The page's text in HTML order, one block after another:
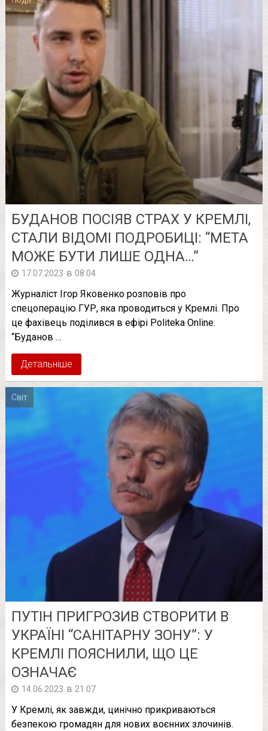
БУДАНОВ ПОСІЯВ СТРАХ У КРЕМЛІ,
СТАЛИ ВІДОМІ ПОДРОБИЦІ: “МЕТА
МОЖЕ БУТИ ЛИШЕ ОДНА…”
17.07.2023 в 08:04
Журналіст Ігор Яковенко розповів про
спецоперацію ГУР, яка проводиться у Кремлі. Про
це фахівець поділився в ефірі Politeka Online.
“Буданов …
Детальніше
Світ
ПУТІН ПРИГРОЗИВ СТВОРИТИ В
УКРАЇНІ “САНІТАРНУ ЗОНУ”: У
КРЕМЛІ ПОЯСНИЛИ, ЩО ЦЕ
ОЗНАЧАЄ
14.06.2023 в 21:07
У Кремлі, як завжди, цинічно прикриваються
безпекою громадян для нових воєнних злочинів.